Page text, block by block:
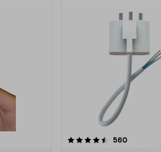
560